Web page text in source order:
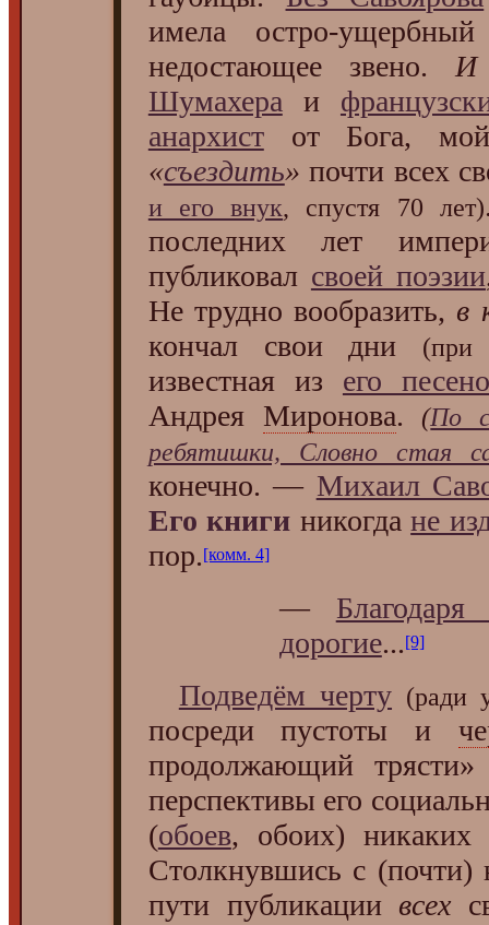
имела остро-
недостающее звено. И
Шумахера и
анархистот Бога, мой
«съездить» почти всех
и его внук, спустя 70 лет)
последних лет
публиковал своей поэзии
Не трудно вообразить, в
кончал свои дни
известная из его
Андрея Миронова. (По
ребятишки, Словно стая
конечно. — Михаил
Его книги никогдане
пор.[комм. 4]
— Благодаря
дорогие...[9]
Подведём черту (ради
посреди пустоты и
продолжающий трясти»
перспективы его
(обоев, обоих) никаких
Столкнувшись с
пути публикации всех